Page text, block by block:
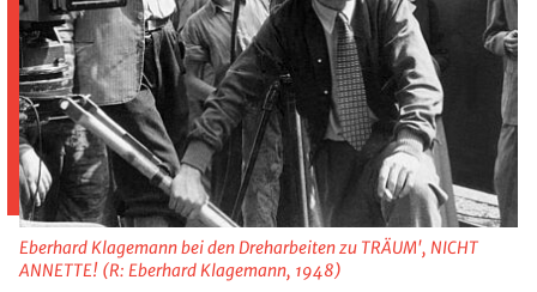
Eberhard Klagemann bei den Dreharbeiten zu TRÄUM', NICHT
ANNETTE! (R: Eberhard Klagemann, 1948)